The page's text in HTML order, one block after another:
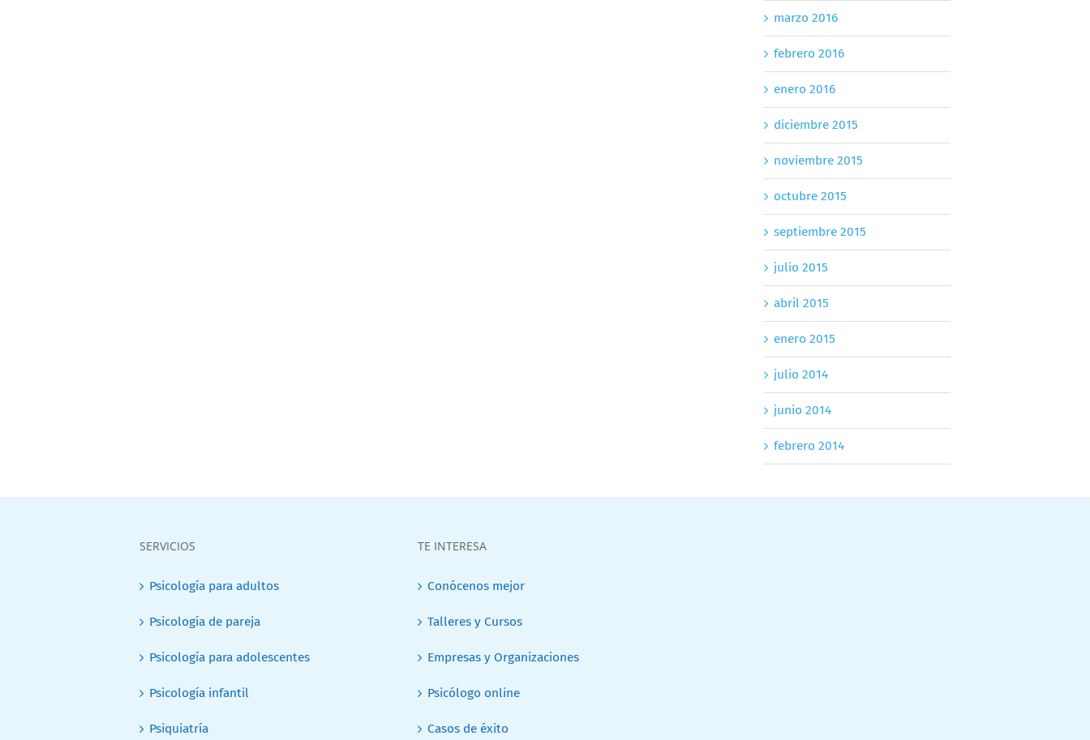
marzo 2016
febrero 2016
enero 2016
diciembre 2015
noviembre 2015
octubre 2015
septiembre 2015
julio 2015
abril 2015
enero 2015
julio 2014
junio 2014
febrero 2014
SERVICIOS
Psicología para adultos
Psicología de pareja
Psicología para adolescentes
Psicología infantil
Psiquiatría
TE INTERESA
Conócenos mejor
Talleres y Cursos
Empresas y Organizaciones
Psicólogo online
Casos de éxito